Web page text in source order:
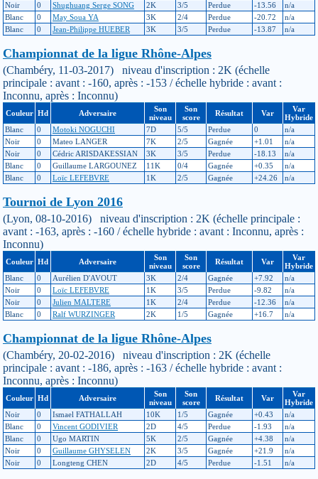
Noir
0 Shughuang Serge SONG 2K 3/5 Perdue -13.56
n/a
Blanc
0 May Soua YA 3K 2/4 Perdue -20.72
n/a
Blanc
0 Jean-Philippe HUEBER 3K 3/5 Perdue -13.87 n/a
Championnat de la ligue Rhône-Alpes
(Chambéry, 11-03-2017) niveau d'inscription : 2K (échelle
principale : avant : -160, après : -153 / échelle hybride : avant :
Inconnu, après : Inconnu)
Couleur Hd Adversaire
Son
niveau
Son
score
Résultat Var
Var
Hybride
Blanc
0 Motoki NOGUCHI 7D 5/5 Perdue 0
n/a
Noir
0 Mateo LANGER 7K 2/5 Gagnée +1.01
n/a
Noir
0 Cédric ARISDAKESSIAN 3K 3/5 Perdue -18.13
n/a
Blanc
0 Guillaume LARGOUNEZ 11K 0/4 Gagnée +0.35
n/a
Blanc
0 Loïc LEFEBVRE 1K 2/5 Gagnée +24.26 n/a
Tournoi de Lyon 2016
(Lyon, 08-10-2016) niveau d'inscription : 2K (échelle principale :
avant : -163, après : -160 / échelle hybride : avant : Inconnu, après :
Inconnu)
Couleur Hd Adversaire
Son
niveau
Son
score
Résultat Var
Var
Hybride
Blanc
0 Aurélien D'AVOUT 3K 2/4 Gagnée +7.92
n/a
Noir
0 Loïc LEFEBVRE 1K 3/5 Perdue -9.82
n/a
Noir
0 Julien MALTERE 1K 2/4 Perdue -12.36
n/a
Blanc
0 Ralf WURZINGER 2K 1/5 Gagnée +16.7 n/a
Championnat de la ligue Rhône-Alpes
(Chambéry, 20-02-2016) niveau d'inscription : 2K (échelle
principale : avant : -186, après : -163 / échelle hybride : avant :
Inconnu, après : Inconnu)
Couleur Hd Adversaire
Son
niveau
Son
score
Résultat Var
Var
Hybride
Noir
0 Ismael FATHALLAH 10K 1/5 Gagnée +0.43
n/a
Blanc
0 Vincent GODIVIER 2D 4/5 Perdue -1.93
n/a
Blanc
0 Ugo MARTIN 5K 2/5 Gagnée +4.38
n/a
Noir
0 Guillaume GHYSELEN 2K 3/5 Gagnée +21.9
n/a
Noir
0 Longteng CHEN 2D 4/5 Perdue -1.51 n/a